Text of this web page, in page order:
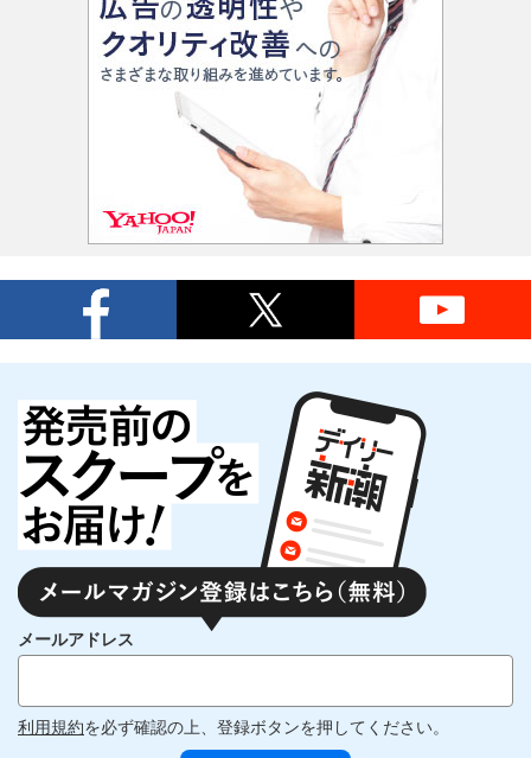
メールアドレス
利用規約を必ず確認の上、登録ボタンを押してください。